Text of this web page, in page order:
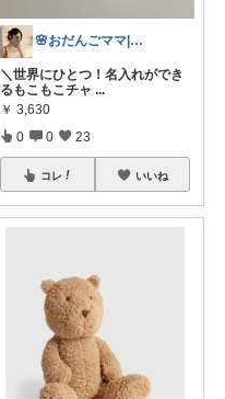
🌸おだんごママ|経由ありがとう✨🌸
＼世界にひとつ！名入れができ
るもこもこチャ ...
￥ 3,630
0 0 23
コレ いいね